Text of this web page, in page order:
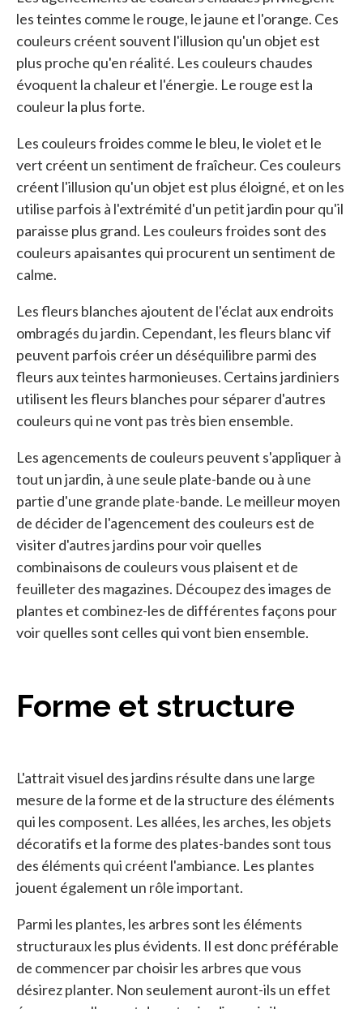
les teintes comme le rouge, le jaune et l'orange. Ces
couleurs créent souvent l'illusion qu'un objet est
plus proche qu'en réalité. Les couleurs chaudes
évoquent la chaleur et l'énergie. Le rouge est la
couleur la plus forte.
Les couleurs froides comme le bleu, le violet et le
vert créent un sentiment de fraîcheur. Ces couleurs
créent l'illusion qu'un objet est plus éloigné, et on les
utilise parfois à l'extrémité d'un petit jardin pour qu'il
paraisse plus grand. Les couleurs froides sont des
couleurs apaisantes qui procurent un sentiment de
calme.
Les fleurs blanches ajoutent de l'éclat aux endroits
ombragés du jardin. Cependant, les fleurs blanc vif
peuvent parfois créer un déséquilibre parmi des
fleurs aux teintes harmonieuses. Certains jardiniers
utilisent les fleurs blanches pour séparer d'autres
couleurs qui ne vont pas très bien ensemble.
Les agencements de couleurs peuvent s'appliquer à
tout un jardin, à une seule plate-bande ou à une
partie d'une grande plate-bande. Le meilleur moyen
de décider de l'agencement des couleurs est de
visiter d'autres jardins pour voir quelles
combinaisons de couleurs vous plaisent et de
feuilleter des magazines. Découpez des images de
plantes et combinez-les de différentes façons pour
voir quelles sont celles qui vont bien ensemble.
Forme et structure
L'attrait visuel des jardins résulte dans une large
mesure de la forme et de la structure des éléments
qui les composent. Les allées, les arches, les objets
décoratifs et la forme des plates-bandes sont tous
des éléments qui créent l'ambiance. Les plantes
jouent également un rôle important.
Parmi les plantes, les arbres sont les éléments
structuraux les plus évidents. Il est donc préférable
de commencer par choisir les arbres que vous
désirez planter. Non seulement auront-ils un effet